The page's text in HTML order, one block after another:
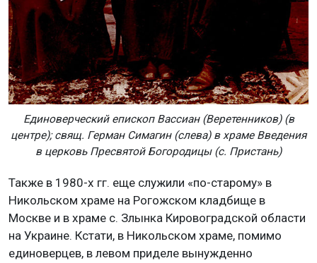
Единоверческий епископ Вассиан (Веретенников) (в
центре); свящ. Герман Симагин (слева) в храме Введения
в церковь Пресвятой Богородицы (с. Пристань)
Также в 1980-х гг. еще служили «по-старому» в
Никольском храме на Рогожском кладбище в
Москве и в храме с. Злынка Кировоградской области
на Украине. Кстати, в Никольском храме, помимо
единоверцев, в левом приделе вынужденно